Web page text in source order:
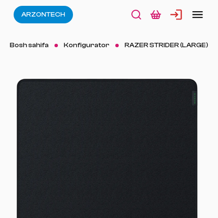
ARZONTECH
Bosh sahifa Konfigurator RAZER STRIDER (LARGE)